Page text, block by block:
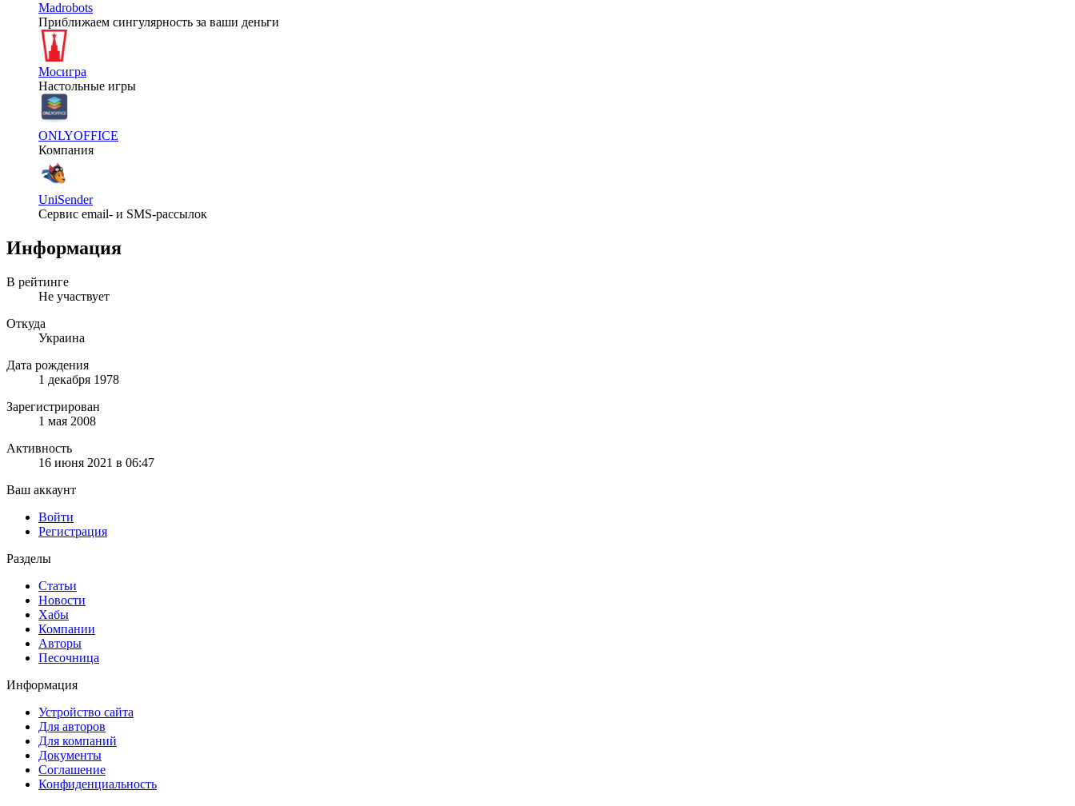
Madrobots
Приближаем сингулярность за ваши деньги
Мосигра
Настольные игры
ONLYOFFICE
Компания
UniSender
Сервис email- и SMS-рассылок
Информация
В рейтинге
Не участвует
Откуда
Украина
Дата рождения
1 декабря 1978
Зарегистрирован
1 мая 2008
Активность
16 июня 2021 в 06:47
Ваш аккаунт
Войти
Регистрация
Разделы
Статьи
Новости
Хабы
Компании
Авторы
Песочница
Информация
Устройство сайта
Для авторов
Для компаний
Документы
Соглашение
Конфиденциальность